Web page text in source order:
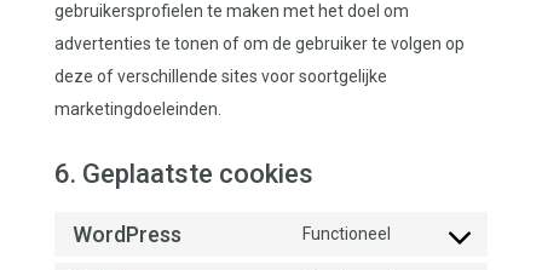
gebruikersprofielen te maken met het doel om
advertenties te tonen of om de gebruiker te volgen op
deze of verschillende sites voor soortgelijke
marketingdoeleinden.
6. Geplaatste cookies
WordPress Functioneel
Consent